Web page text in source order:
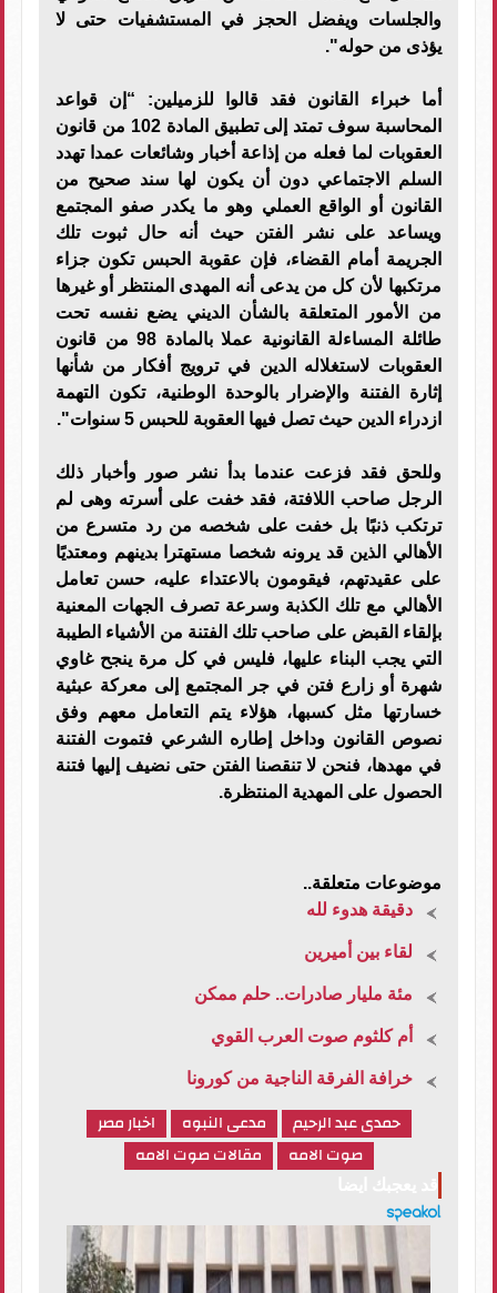
والجلسات ويفضل الحجز في المستشفيات حتى لا
يؤذى من حوله".
أما خبراء القانون فقد قالوا للزميلين: “إن قواعد
المحاسبة سوف تمتد إلى تطبيق المادة 102 من قانون
العقوبات لما فعله من إذاعة أخبار وشائعات عمدا تهدد
السلم الاجتماعي دون أن يكون لها سند صحيح من
القانون أو الواقع العملي وهو ما يكدر صفو المجتمع
ويساعد على نشر الفتن حيث أنه حال ثبوت تلك
الجريمة أمام القضاء، فإن عقوبة الحبس تكون جزاء
مرتكبها لأن كل من يدعى أنه المهدى المنتظر أو غيرها
من الأمور المتعلقة بالشأن الديني يضع نفسه تحت
طائلة المساءلة القانونية عملا بالمادة 98 من قانون
العقوبات لاستغلاله الدين في ترويج أفكار من شأنها
إثارة الفتنة والإضرار بالوحدة الوطنية، تكون التهمة
ازدراء الدين حيث تصل فيها العقوبة للحبس 5 سنوات".
وللحق فقد فزعت عندما بدأ نشر صور وأخبار ذلك
الرجل صاحب اللافتة، فقد خفت على أسرته وهى لم
ترتكب ذنبًا بل خفت على شخصه من رد متسرع من
الأهالي الذين قد يرونه شخصا مستهترا بدينهم ومعتديًا
على عقيدتهم، فيقومون بالاعتداء عليه، حسن تعامل
الأهالي مع تلك الكذبة وسرعة تصرف الجهات المعنية
بإلقاء القبض على صاحب تلك الفتنة من الأشياء الطيبة
التي يجب البناء عليها، فليس في كل مرة ينجح غاوي
شهرة أو زارع فتن في جر المجتمع إلى معركة عبثية
خسارتها مثل كسبها، هؤلاء يتم التعامل معهم وفق
نصوص القانون وداخل إطاره الشرعي فتموت الفتنة
في مهدها، فنحن لا تنقصنا الفتن حتى نضيف إليها فتنة
الحصول على المهدية المنتظرة.
موضوعات متعلقة..
دقيقة هدوء لله
لقاء بين أميرين
مئة مليار صادرات.. حلم ممكن
أم كلثوم صوت العرب القوي
خرافة الفرقة الناجية من كورونا
حمدى عبد الرحيم مدعى النبوه
اخبار مصر
صوت الامه
مقالات صوت الامه